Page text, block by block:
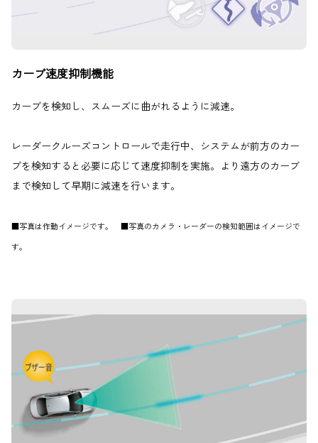
カーブ速度抑制機能
カーブを検知し、スムーズに曲がれるように減速。
レーダークルーズコントロールで走行中、システムが前方のカー
ブを検知すると必要に応じて速度抑制を実施。より遠方のカーブ
まで検知して早期に減速を行います。
■写真は作動イメージです。 ■写真のカメラ・レーダーの検知範囲はイメージで
す。